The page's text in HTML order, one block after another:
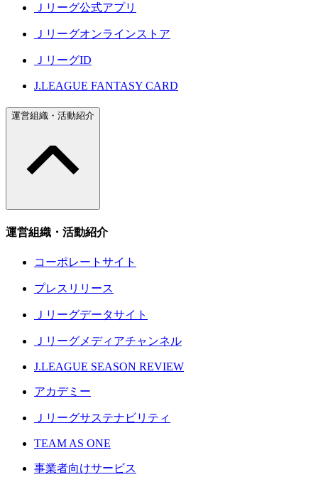
Ｊリーグ公式アプリ
Ｊリーグオンラインストア
ＪリーグID
J.LEAGUE FANTASY CARD
運営組織・活動紹介
運営組織・活動紹介
コーポレートサイト
プレスリリース
Ｊリーグデータサイト
Ｊリーグメディアチャンネル
J.LEAGUE SEASON REVIEW
アカデミー
Ｊリーグサステナビリティ
TEAM AS ONE
事業者向けサービス